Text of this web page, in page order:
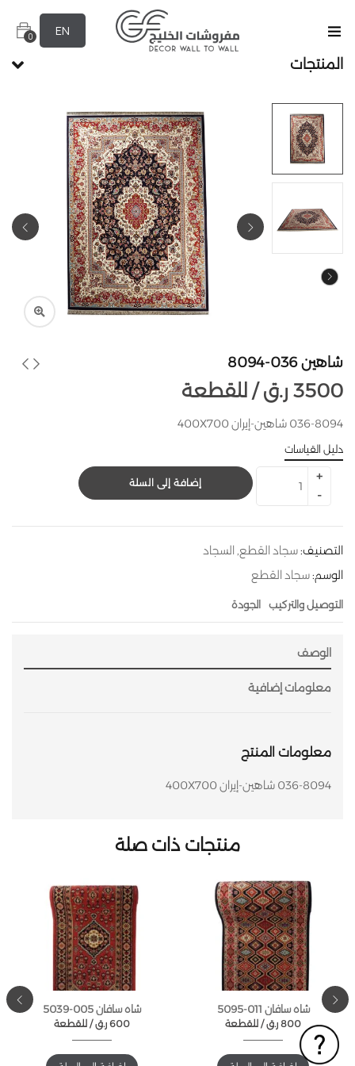
EN
0
المنتجات
شاهين 036-8094
للقطعة / 3500 ر.ق
036-8094 شاهين-إيران 400X700
دليل القياسات
إضافة إلى السلة
التصنيف:سجاد القطع السجاد
الوسم:سجاد القطع
التوصيل والتركيب الجودة
الوصف
معلومات إضافية
معلومات المنتج
036-8094 شاهين-إيران 400X700
منتجات ذات صلة
شاه سافان 011-5095
للقطعة / 800 ر.ق
شاه سافان 005-5039
للقطعة / 600 ر.ق